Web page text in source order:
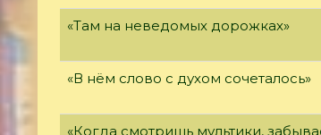
«Там на неведомых дорожках»
«В нём слово с духом сочеталось»
«Когда смотришь мультики,